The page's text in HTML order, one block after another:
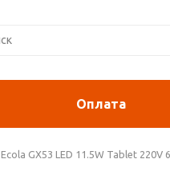
Оплата
Ecola GX53 LED 11.5W Tablet